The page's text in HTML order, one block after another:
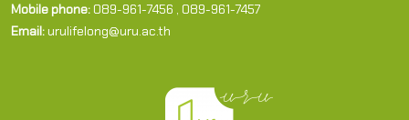
Mobile phone:089-961-7456 , 089-961-7457
Email:urulifelong@uru.ac.th